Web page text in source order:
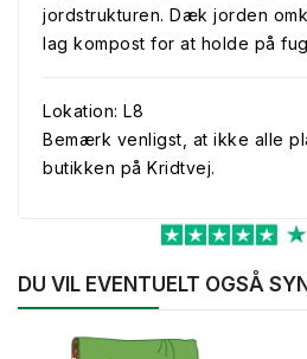
jordstrukturen. Dæk jorden
lag kompost for at holde på
Lokation: L8
Bemærk venligst, at ikke alle
butikken på Kridtvej.
DU VIL EVENTUELT OGSÅ